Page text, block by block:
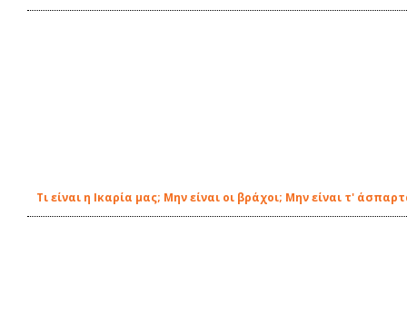
Τι είναι η Ικαρία μας; Μην είναι οι βράχοι; Μην είναι τ'